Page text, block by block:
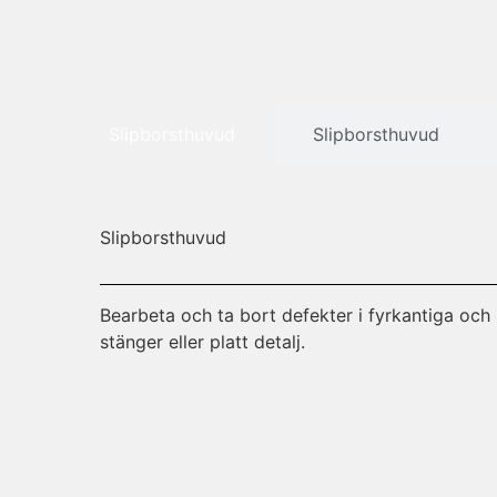
Slipborsthuvud
Slipborsthuvud
Bearbeta och ta bort defekter i fyrkantiga och
stänger eller platt detalj.